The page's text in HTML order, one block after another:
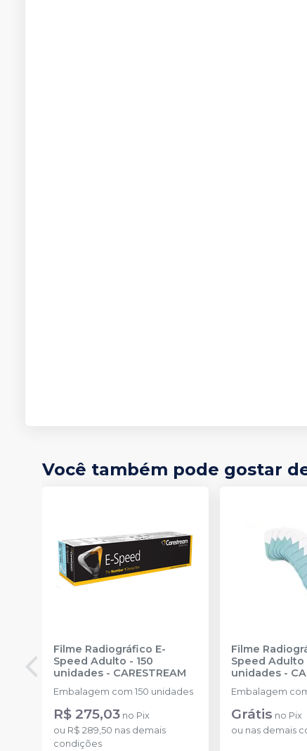
Você também pode gostar
Filme Radiográfico E-
Speed Adulto - 150
unidades - CARESTREAM
Embalagem com 150 unidades
R$ 275,03 no Pix
ou R$ 289,50 nas demais
condições
Filme
Speed Adulto
unidades -
Grátis no Pix
ou nas demais